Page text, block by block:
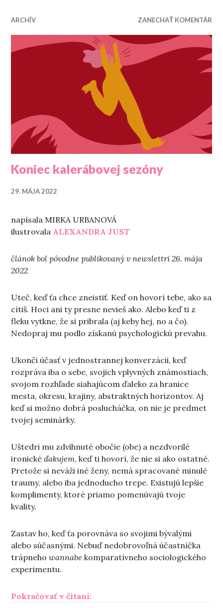
ARCHÍV ZANECHAŤ KOMENTÁR
Koniec kalerábovej sezóny
29. MÁJA 2022
napísala MIRKA URBANOVÁ
ilustrovala ALEXANDRA JUST
článok bol pôvodne publikovaný v newslettri 26. mája
2022
Uteč, keď ťa chce zneistiť. Keď on hovorí tebe, ako sa
cítiš. Hoci ani ty presne nevieš ako. Alebo keď ti z
fleku vytkne, že si pribrala (aj keby hej, no a čo).
Nedopraj mu podlo získanú psychologickú prevahu.
Ukonči účasť v jednostrannej konverzácii, keď
rozpráva iba o sebe, svojich vplyvných známostiach,
svojom rozhľade siahajúcom ďaleko za hranice
mesta, okresu, krajiny, abstraktných horizontov. Aj
keď si možno dobrá poslucháčka, on nie je predmet
tvojej seminárky.
Uštedri mu zdvihnuté obočie (obe) a nezdvorilé
ironickéďakujem, keď ti hovorí, že nie si ako ostatné.
Pretože si neváži iné ženy, nemá spracované minulé
traumy, alebo iba jednoducho trepe. Existujú lepšie
komplimenty, ktoré priamo pomenúvajú tvoje
kvality.
Zastav ho, keď ťa porovnáva so svojimi bývalými
alebo súčasnými. Nebuď nedobrovoľná účastníčka
trápnehowannabe komparatívneho sociologického
experimentu.
Pokračovať v čítaní:„Koniec kalerábovej sezóny“